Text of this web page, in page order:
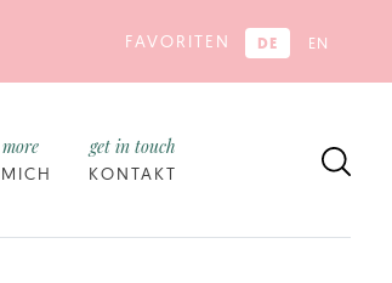
FAVORITEN DE EN
KONTAKT
get in touch